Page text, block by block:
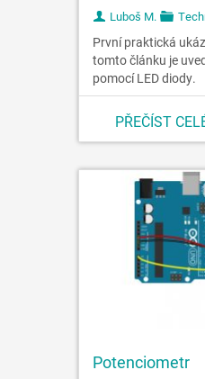
Luboš M.
První praktická
tomto článku je
pomocí LED diody.
PŘEČÍST
Potenciometr